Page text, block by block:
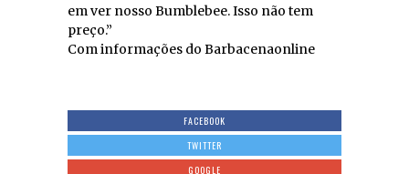
em ver nosso Bumblebee. Isso não tem
preço.”
Com informações do Barbacenaonline
FACEBOOK
TWITTER
GOOGLE